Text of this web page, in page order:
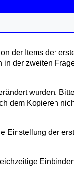
der Items der
der zweiten
wurden.
dem Kopieren
Einstellung der